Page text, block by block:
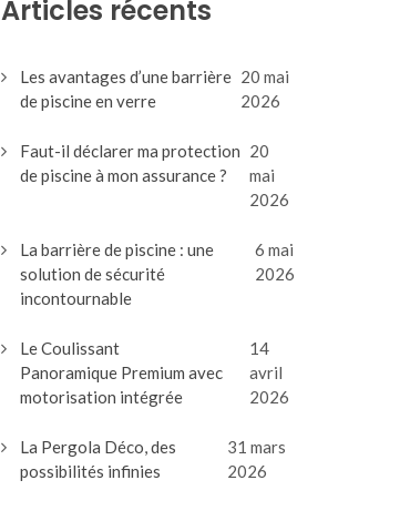
Articles récents
Les avantages d’une barrière
de piscine en verre
20 mai
2026
Faut-il déclarer ma protection
de piscine à mon assurance ?
20
mai
2026
La barrière de piscine : une
solution de sécurité
incontournable
6 mai
2026
Le Coulissant
Panoramique Premium avec
motorisation intégrée
14
avril
2026
La Pergola Déco, des
possibilités infinies
31 mars
2026